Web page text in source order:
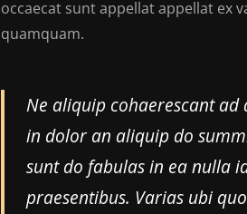
occaecat sunt appellat appellat ex
quamquam.
Ne aliquip cohaerescant
in dolor an aliquip do
sunt do fabulas in ea nulla
praesentibus. Varias ubi